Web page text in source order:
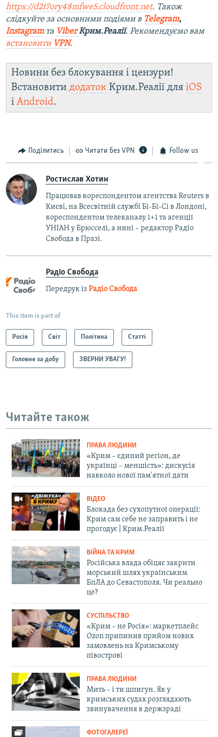
https://d2t7ory48mfwe5.cloudfront.net. Також
слідкуйте за основними подіями в Telegram,
Instagramта ViberКрим.Реалії. Рекомендуємо вам
встановити VPN.
Новини без блокування і цензури!
Встановити додаток Крим.Реалії для iOS
і Android.
Поділитись Читати без VPN Follow us
Ростислав Хотин
Працював кореспондентом агентства Reuters в
Києві, на Всесвітній службі Бі-Бі-Сі в Лондоні,
кореспондентом телеканалу 1+1 та агенції
УНІАН у Брюсселі, а нині – редактор Радіо
Свобода в Празі.
Радіо Свобода
Передрук із Радіо Свобода
This item is part of
Росія Світ Політика Статті
Головне за добу ЗВЕРНИ УВАГУ!
Читайте також
ПРАВА ЛЮДИНИ
«Крим – єдиний регіон, де
українці – меншість»: дискусія
навколо нової пам'ятної дати
ВІДЕО
Блокада без сухопутної операції:
Крим сам себе не заправить і не
прогодує | Крим.Реалії
ВІЙНА ТА КРИМ
Російська влада обіцяє закрити
морський шлях українським
БпЛА до Севастополя. Чи реально
це?
СУСПІЛЬСТВО
«Крим – не Росія»: маркетплейс
Ozon припинив прийом нових
замовлень на Кримському
півострові
ПРАВА ЛЮДИНИ
Мить – і ти шпигун. Як у
кримських судах розглядають
звинувачення в держзраді
ФОТОГАЛЕРЕЇ